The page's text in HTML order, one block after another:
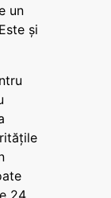
un
și
24